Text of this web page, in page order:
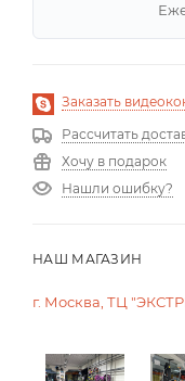
Заказать
Рассчитать
Хочу в подарок
Нашли ошибку?
НАШ МАГАЗИН
г. Москва, ТЦ